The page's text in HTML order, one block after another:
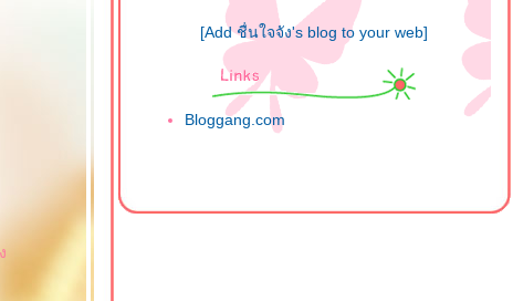
[Add ชื่นใจจัง's blog to your web]
Bloggang.com